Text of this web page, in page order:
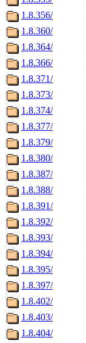
1.8.356/
1.8.360/
1.8.364/
1.8.366/
1.8.371/
1.8.373/
1.8.374/
1.8.377/
1.8.379/
1.8.380/
1.8.387/
1.8.388/
1.8.391/
1.8.392/
1.8.393/
1.8.394/
1.8.395/
1.8.397/
1.8.402/
1.8.403/
1.8.404/